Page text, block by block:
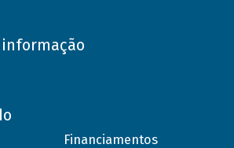
informação
Financiamentos